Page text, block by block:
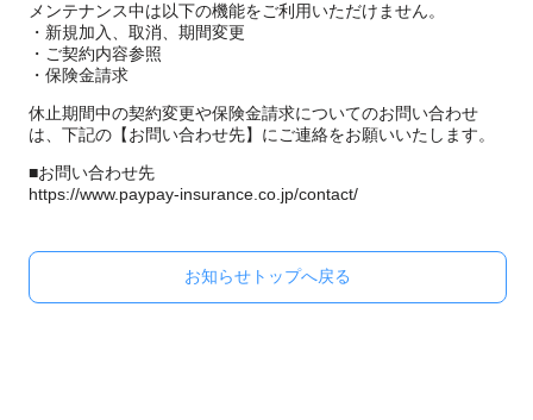
メンテナンス中は以下の機能をご利用いただけません。
・新規加入、取消、期間変更
・ご契約内容参照
・保険金請求
休止期間中の契約変更や保険金請求についてのお問い合わせ
は、下記の【お問い合わせ先】にご連絡をお願いいたします。
■お問い合わせ先
https://www.paypay-insurance.co.jp/contact/
お知らせトップへ戻る